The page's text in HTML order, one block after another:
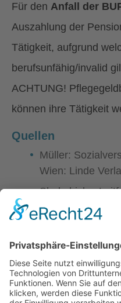
Für den Anfall der
Auszahlung der
Tätigkeit, aufgrund
berufsunfähig/invalid
ACHTUNG!
können ihre Tätigkeit
Quellen
Müller:
Wien: Linde
Shubshizky:
2002, S 271f
Knyrim/
und behinderte
LexisNexis ARD